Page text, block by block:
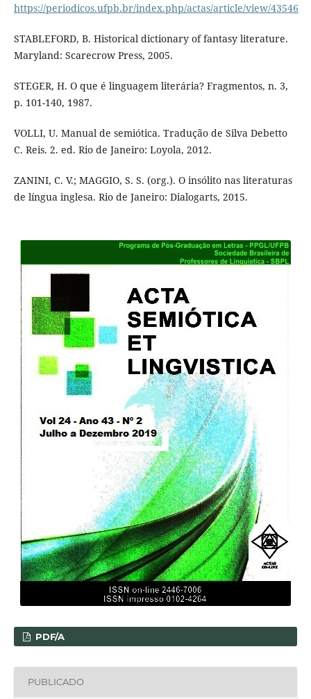
https://periodicos.ufpb.br/index.php/actas/article/view/43546
STABLEFORD, B. Historical dictionary of fantasy literature.
Maryland: Scarecrow Press, 2005.
STEGER, H. O que é linguagem literária? Fragmentos, n. 3,
p. 101-140, 1987.
VOLLI, U. Manual de semiótica. Tradução de Silva Debetto
C. Reis. 2. ed. Rio de Janeiro: Loyola, 2012.
ZANINI, C. V.; MAGGIO, S. S. (org.). O insólito nas literaturas
de língua inglesa. Rio de Janeiro: Dialogarts, 2015.
PDF/A
PUBLICADO